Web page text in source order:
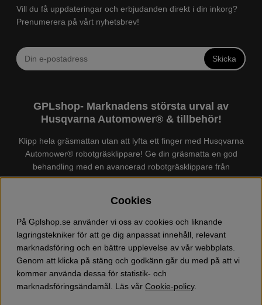
Vill du få uppdateringar och erbjudanden direkt i din inkorg?
Prenumerera på vårt nyhetsbrev!
Skicka
GPLshop- Marknadens största urval av
Husqvarna Automower® & tillbehör!
Klipp hela gräsmattan utan att lyfta ett finger med Husqvarna
Automower® robotgräsklippare! Ge din gräsmatta en god
behandling med en avancerad robotgräsklippare från
Husqvarna. Det finns enHusqvarna Automower®för just din
marknadens största urval av tillbehör och reservdelar till
Husqvarna Automower® och GARDENA. Vi säljer även
Husqvarna skog och trädgårdsprodukter så som:
motorsågskläder och skor, grästrimmer, röjsåg, häcksax,
jordfräs, lövblås, högtryckstvätt, dammsugare, snöslunga,
kapmaskin, yxa, leksaker, olja mm. Välkommen till oss!
Cookies
På Gplshop.se använder vi oss av cookies och liknande
lagringstekniker för att ge dig anpassat innehåll, relevant
marknadsföring och en bättre upplevelse av vår webbplats.
Genom att klicka på stäng och godkänn går du med på att vi
kommer använda dessa för statistik- och
marknadsföringsändamål. Läs vår Cookie-policy.